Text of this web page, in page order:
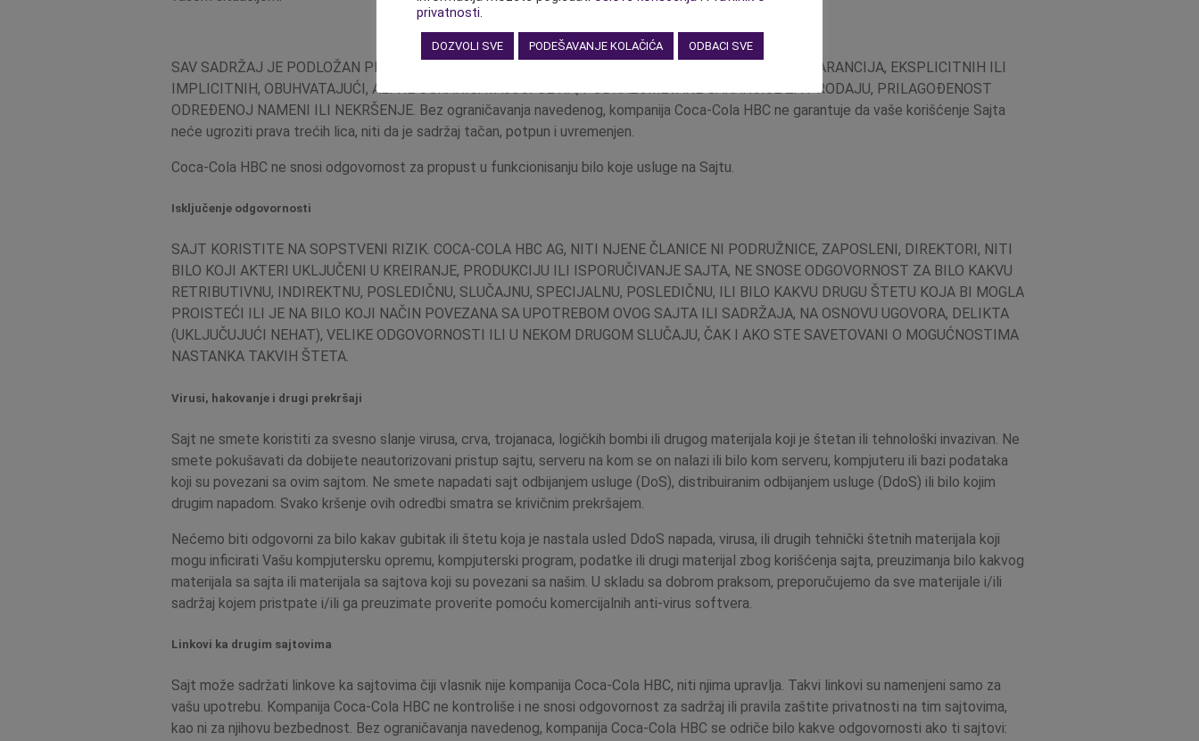
SAV SADRŽAJ JE PODLOŽAN PROMENI I PONUĐEN VAM JE U „DATOM OBLIKU“, BEZ BILO KAKVIH GARANCIJA, EKSPLICITNIH ILI
IMPLICITNIH, OBUHVATAJUĆI, ALI NE OGRANIČAVAJUĆI SE NA, PODRAZUMEVANE GARANCIJE ZA PRODAJU, PRILAGOĐENOST
ODREĐENOJ NAMENI ILI NEKRŠENJE. Bez ograničavanja navedenog, kompanija Coca-Cola HBC ne garantuje da vaše korišćenje Sajta
neće ugroziti prava trećih lica, niti da je sadržaj tačan, potpun i uvremenjen.
Coca-Cola HBC ne snosi odgovornost za propust u funkcionisanju bilo koje usluge na Sajtu.
Isključenje odgovornosti
SAJT KORISTITE NA SOPSTVENI RIZIK. COCA-COLA HBC AG, NITI NJENE ČLANICE NI PODRUŽNICE, ZAPOSLENI, DIREKTORI, NITI
BILO KOJI AKTERI UKLJUČENI U KREIRANJE, PRODUKCIJU ILI ISPORUČIVANJE SAJTA, NE SNOSE ODGOVORNOST ZA BILO KAKVU
RETRIBUTIVNU, INDIREKTNU, POSLEDIČNU, SLUČAJNU, SPECIJALNU, POSLEDIČNU, ILI BILO KAKVU DRUGU ŠTETU KOJA BI MOGLA
PROISTEĆI ILI JE NA BILO KOJI NAČIN POVEZANA SA UPOTREBOM OVOG SAJTA ILI SADRŽAJA, NA OSNOVU UGOVORA, DELIKTA
(UKLJUČUJUĆI NEHAT), VELIKE ODGOVORNOSTI ILI U NEKOM DRUGOM SLUČAJU, ČAK I AKO STE SAVETOVANI O MOGUĆNOSTIMA
NASTANKA TAKVIH ŠTETA.
Virusi, hakovanje i drugi prekršaji
Sajt ne smete koristiti za svesno slanje virusa, crva, trojanaca, logičkih bombi ili drugog materijala koji je štetan ili tehnološki invazivan. Ne
smete pokušavati da dobijete neautorizovani pristup sajtu, serveru na kom se on nalazi ili bilo kom serveru, kompjuteru ili bazi podataka
koji su povezani sa ovim sajtom. Ne smete napadati sajt odbijanjem usluge (DoS), distribuiranim odbijanjem usluge (DdoS) ili bilo kojim
drugim napadom. Svako kršenje ovih odredbi smatra se krivičnim prekršajem.
Nećemo biti odgovorni za bilo kakav gubitak ili štetu koja je nastala usled DdoS napada, virusa, ili drugih tehnički štetnih materijala koji
mogu inficirati Vašu kompjutersku opremu, kompjuterski program, podatke ili drugi materijal zbog korišćenja sajta, preuzimanja bilo kakvog
materijala sa sajta ili materijala sa sajtova koji su povezani sa našim. U skladu sa dobrom praksom, preporučujemo da sve materijale i/ili
sadržaj kojem pristpate i/ili ga preuzimate proverite pomoću komercijalnih anti-virus softvera.
Linkovi ka drugim sajtovima
Sajt može sadržati linkove ka sajtovima čiji vlasnik nije kompanija Coca-Cola HBC, niti njima upravlja. Takvi linkovi su namenjeni samo za
vašu upotrebu. Kompanija Coca-Cola HBC ne kontroliše i ne snosi odgovornost za sadržaj ili pravila zaštite privatnosti na tim sajtovima,
kao ni za njihovu bezbednost. Bez ograničavanja navedenog, kompanija Coca-Cola HBC se odriče bilo kakve odgovornosti ako ti sajtovi:
privatnosti.
DOZVOLI SVE PODEŠAVANJE KOLAČIĆA ODBACI SVE